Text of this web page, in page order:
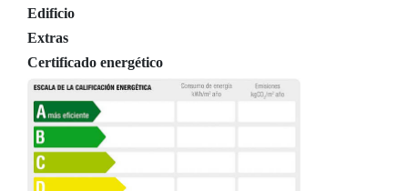
Edificio
Extras
Certificado energético